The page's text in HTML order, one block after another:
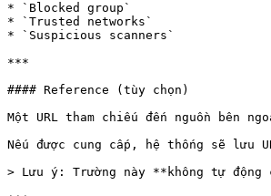
* `Blocked group`
* `Trusted networks`
* `Suspicious scanners`
***
#### Reference (tùy chọn)
Một URL tham chiếu đến nguồn bên
Nếu được cung cấp, hệ thống sẽ lưu
> Lưu ý: Trường này **không tự